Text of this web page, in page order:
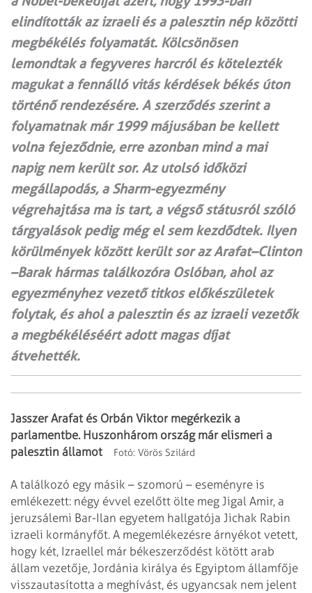
elindították az izraeli és a palesztin nép közötti
megbékélés folyamatát. Kölcsönösen
lemondtak a fegyveres harcról és kötelezték
magukat a fennálló vitás kérdések békés úton
történő rendezésére. A szerződés szerint a
folyamatnak már 1999 májusában be kellett
volna fejeződnie, erre azonban mind a mai
napig nem került sor. Az utolsó időközi
megállapodás, a Sharm-egyezmény
végrehajtása ma is tart, a végső státusról szóló
tárgyalások pedig még el sem kezdődtek. Ilyen
körülmények között került sor az Arafat–Clinton
–Barak hármas találkozóra Oslóban, ahol az
egyezményhez vezető titkos előkészületek
folytak, és ahol a palesztin és az izraeli vezetők
a megbékéléséért adott magas díjat
átvehették.
Jasszer Arafat és Orbán Viktor megérkezik a
parlamentbe. Huszonhárom ország márelismeri a
palesztin államot
Fotó: Vörös Szilárd
A találkozó egy másik – szomorú – eseményre is
emlékezett: négy évvel ezelőtt ölte meg Jigal Amir, a
jeruzsálemi Bar-Ilan egyetem hallgatója Jichak Rabin
izraeli kormányfőt. A megemlékezésre árnyékot vetett,
hogy két, Izraellel már békeszerződést kötött arab
állam vezetője, Jordánia királya és Egyiptom államfője
visszautasította a meghívást, és ugyancsak nem jelent